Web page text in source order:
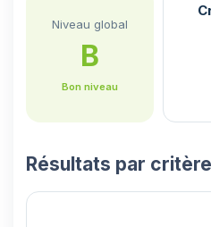
Niveau global
B
Bon niveau
Résultats par critère